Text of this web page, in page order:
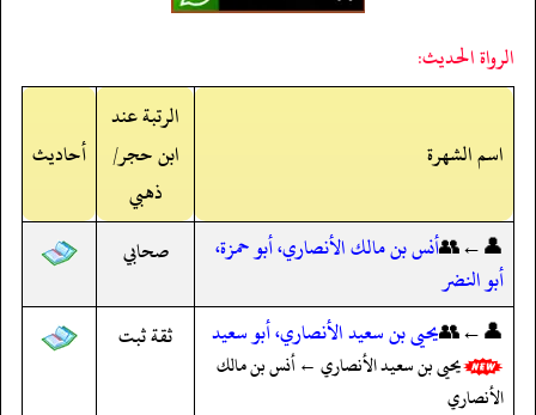
الرواة الحديث:
اسم الشهرة
الرتبة عند
ابن حجر/
ذهبي
أحاديث
👤←👥أنس بن مالك الأنصاري، أبو حمزة،
أبو النضر
صحابي
👤←👥يحيى بن سعيد الأنصاري، أبو سعيد
يحيى بن سعيد الأنصاري ← أنس بن مالك
الأنصاري
ثقة ثبت